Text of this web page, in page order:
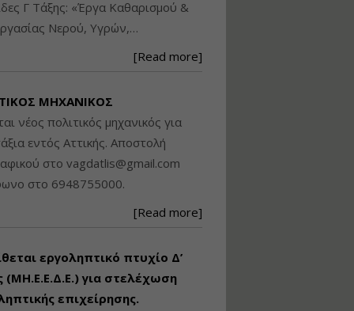
Γ Τάξης: «Έργα Καθαρισμού &
Νερού, Υγρών,…
[Read more]
ΜΗΧΑΝΙΚΟΣ
νέος πολιτικός μηχανικός για
εντός Αττικής. Αποστολή
στο vagdatlis@gmail.com
στο 6948755000.
[Read more]
εργοληπτικό πτυχίο Δ’
(ΜΗ.Ε.Ε.Δ.Ε.) για στελέχωση
επιχείρησης.
Βασικά στοιχεία
ανάλυση Συστημάτων
Εισηγητής:
Τιμή από: €190.00
Διάρκεια: 12 ώρες
Ειδικών Πολεοδομικών
Εισηγητής:Λάμπρος Κίσσας
Τιμή από: €130.00